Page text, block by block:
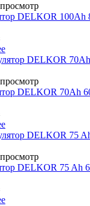
DELKOR 100Ah
DELKOR 70Ah
DELKOR 75 Ah